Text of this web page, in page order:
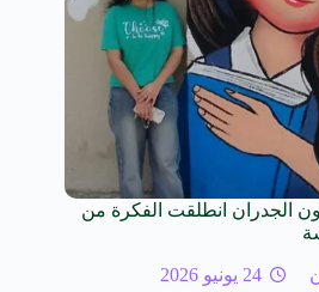
الجدران انطلقت الفكرة من
24 يونيو 2026